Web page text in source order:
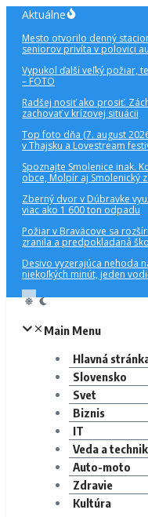
Preskočiť
obsah
Aktuálne
Mesto otvorilo denný
seniorov privíta v polovici
Vypukol ďalší veľký požiar,
– FOTO
Radšej nosiť ako prosiť.
zachovať v krízovej situácii
Top foto dňa (7. august
v Thajsku a Lovestream
Spoznajte Smolenice inak.
obce, Molpír aj Smolenický
Zberný dvor v Dúbravke
viac ako 1 600 ton odpadu
Požiar v Braväcove sa
zranila a predpokladaná
Desivo vyzerajúca nehoda
niekoľkých minút, jeden
Main Menu
Hlavná
Slovensko
Svet
Biznis
IT
Veda a
Auto-moto
Zdravie
Kultúra